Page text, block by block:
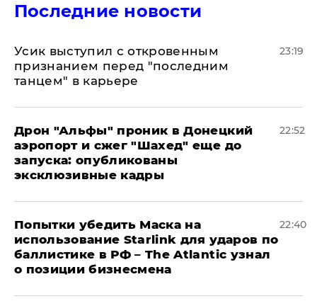
Последние новости
Усик выступил с откровенным
признанием перед "последним
танцем" в карьере
23:19
Дрон "Альфы" проник в Донецкий
аэропорт и сжег "Шахед" еще до
запуска: опубликованы
эксклюзивные кадры
22:52
Попытки убедить Маска на
использование Starlink для ударов по
баллистике в РФ – The Atlantic узнал
о позиции бизнесмена
22:40